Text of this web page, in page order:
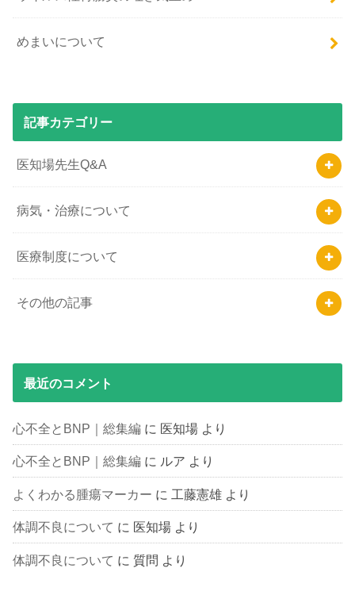
めまいについて
記事カテゴリー
医知場先生Q&A
病気・治療について
医療制度について
その他の記事
最近のコメント
心不全とBNP｜総集編 に 医知場 より
心不全とBNP｜総集編 に ルア より
よくわかる腫瘍マーカー に 工藤憲雄 より
体調不良について に 医知場 より
体調不良について に 質問 より